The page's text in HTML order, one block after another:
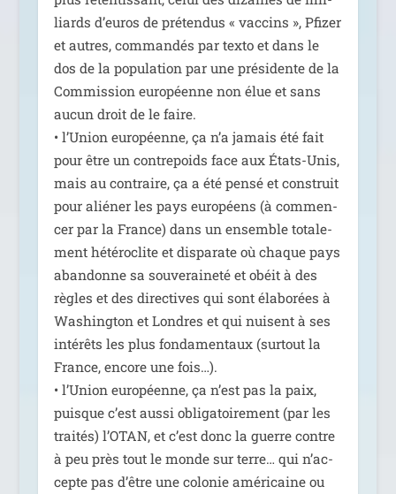
liards d’eu­ros de pré­ten­dus « vac­cins », Pfizer
et autres, com­man­dés par tex­to et dans le
dos de la popu­la­tion par une pré­si­dente de la
Commission euro­péenne non élue et sans
aucun droit de le faire.
• l’Union euro­péenne, ça n’a jamais été fait
pour être un contre­poids face aux États-Unis,
mais au contraire, ça a été pen­sé et construit
pour alié­ner les pays euro­péens (à com­men­
cer par la France) dans un ensemble tota­le­
ment hété­ro­clite et dis­pa­rate où chaque pays
aban­donne sa sou­ve­rai­ne­té et obéit à des
règles et des direc­tives qui sont éla­bo­rées à
Washington et Londres et qui nuisent à ses
inté­rêts les plus fon­da­men­taux (sur­tout la
France, encore une fois…).
• l’Union euro­péenne, ça n’est pas la paix,
puisque c’est aus­si obli­ga­toi­re­ment (par les
trai­tés) l’OTAN, et c’est donc la guerre contre
à peu près tout le monde sur terre… qui n’ac­
cepte pas d’être une colo­nie amé­ri­caine ou